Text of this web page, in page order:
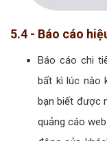
5.4 - Báo cáo
Báo cáo chi
bất kì lúc nào
bạn biết được
quảng cáo